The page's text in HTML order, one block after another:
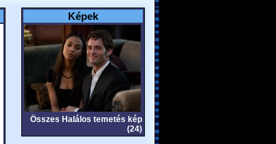
Képek
Összes Halálos temetés kép
(24)